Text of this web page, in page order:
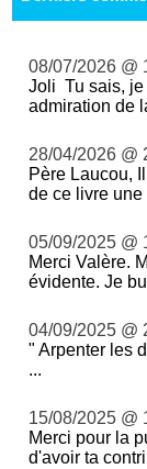
08/07/2026 @
Joli Tu sais, je
admiration de
28/04/2026 @
Père Laucou,
de ce livre une
05/09/2025 @
Merci Valère.
évidente. Je
04/09/2025 @
" Arpenter les
...
15/08/2025 @
Merci pour la
d'avoir ta